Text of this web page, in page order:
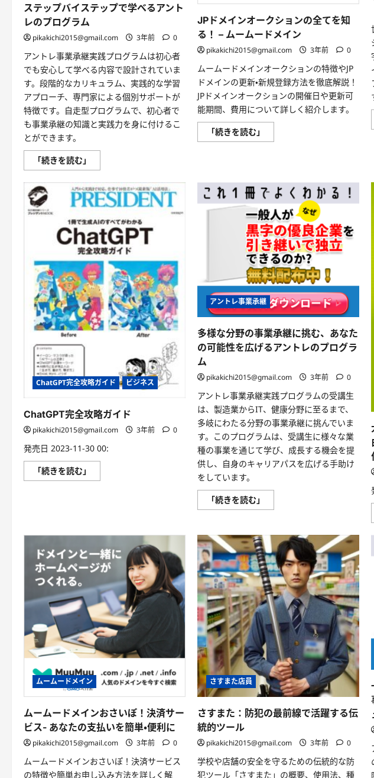
ステップバイステップで学べるアント
レのプログラム
pikakichi2015@gmail.com 3年前 0
アントレ事業承継実践プログラムは初心者
でも安心して学べる内容で設計されていま
す。段階的なカリキュラム、実践的な学習
アプローチ、専門家による個別サポートが
特徴です。自走型プログラムで、初心者で
も事業承継の知識と実践力を身に付けるこ
とができます。
「続きを読む」
心
か
ら
事
業
承
継
の
プ
ロ
へ
–
誰
で
も
ス
テ
ッ
プ
バ
プ
で
学
る
ア
ト
の
ラ
読
む
JPドメインオークションの全てを知
る！ – ムームードメイン
pikakichi2015@gmail.com 3年前 0
ムームードメインオークションの特徴やJP
ドメインの更新・新規登録方法を徹底解説！
JPドメインオークションの開催日や更新可
能期間、費用について詳しく紹介します。
「続きを読む」
ド
ー
ク
シ
ョ
ン
の
全
て
を
知
る！
–
ム
ー
ム
ー
ド
イ
ン
に
つ
さ
に
読
む
ChatGPT完全攻略ガイド ビジネス
ChatGPT完全攻略ガイド
pikakichi2015@gmail.com 3年前 0
発売日 2023-11-30 00:
「続きを読む」
完
に
い
て
さ
に
読
む
アントレ事業承継
多様な分野の事業承継に挑む、あなた
の可能性を広げるアントレのプログラ
ム
pikakichi2015@gmail.com 3年前 0
アントレ事業承継実践プログラムの受講生
は、製造業からIT、健康分野に至るまで、
多岐にわたる分野の事業承継に挑んでいま
す。このプログラムは、受講生に様々な業
種の事業を通じて学び、成長する機会を提
供し、自身のキャリアパスを広げる手助け
をしています。
「続きを読む」
様
野
の
事
業
承
継
に
挑
む、
あ
な
た
の
可
能
性
を
広
げ
る
ア
ト
プ
ロ
グ
ラ
ム
ムームードメイン
ムームードメインおさいぽ！決済サー
ビス- あなたの支払いを簡単・便利に
pikakichi2015@gmail.com 3年前 0
ムームードメインおさいぽ！決済サービス
の特徴や簡単お申し込み方法を詳しく解
さすまた店員
さすまた：防犯の最前線で活躍する伝
統的ツール
pikakichi2015@gmail.com 3年前 0
学校や店舗の安全を守るための伝統的な防
犯ツール「さすまた」の概要、使用法、種